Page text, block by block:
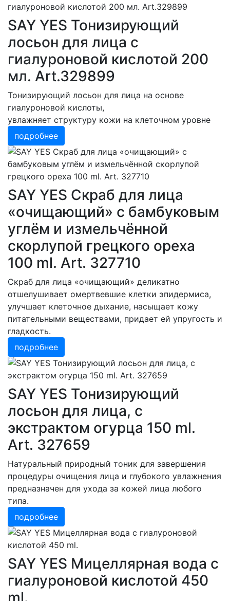
SAY YES Тонизирующий
лосьон для лица с
гиалуроновой кислотой 200
мл. Art.329899
Тонизирующий лосьон для лица на основе
гиалуроновой кислоты,
увлажняет структуру кожи на клеточном уровне
подробнее
SAY YES Скраб для лица
«очищающий» с бамбуковым
углём и измельчённой
скорлупой грецкого ореха
100 ml. Art. 327710
Скраб для лица «очищающий» деликатно
отшелушивает омертвевшие клетки эпидермиса,
улучшает клеточное дыхание, насыщает кожу
питательными веществами, придает ей упругость и
гладкость.
подробнее
SAY YES Тонизирующий
лосьон для лица, с
экстрактом огурца 150 ml.
Art. 327659
Натуральный природный тоник для завершения
процедуры очищения лица и глубокого увлажнения
предназначен для ухода за кожей лица любого
типа.
подробнее
SAY YES Мицеллярная вода с
гиалуроновой кислотой 450
ml.